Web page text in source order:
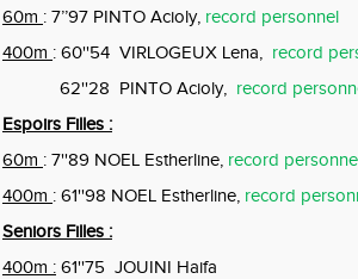
60m : 7’’97 PINTO Acioly, record personnel
400m : 60''54 VIRLOGEUX Lena, record
62''28 PINTO Acioly, record
Espoirs Filles :
60m : 7''89 NOEL Estherline, record
400m : 61''98 NOEL Estherline, record
Seniors Filles :
400m : 61''75 JOUINI Haifa